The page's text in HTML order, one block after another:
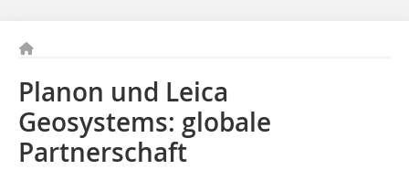
Planon und Leica
Geosystems: globale
Partnerschaft